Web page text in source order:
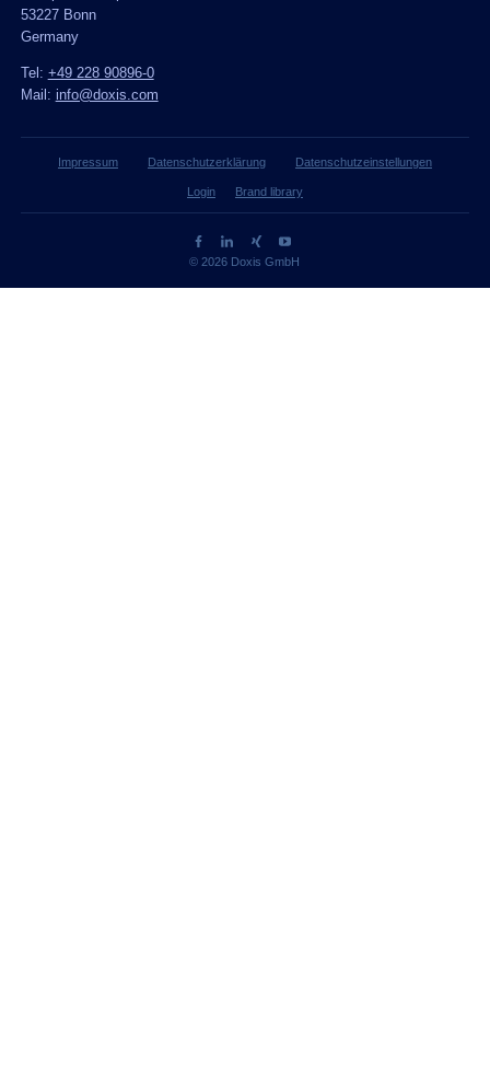
53227 Bonn
Germany
Tel: +49 228 90896-0
Mail: info@doxis.com
Impressum Datenschutzerklärung Datenschutzeinstellungen
Login Brand library
© 2026 Doxis GmbH